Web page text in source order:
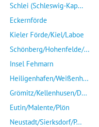
Schlei (Schleswig-Kap...
Eckernförde
Kieler Förde/Kiel/Laboe
Schönberg/Hohenfelde/...
Insel Fehmarn
Heiligenhafen/Weißenh...
Grömitz/Kellenhusen/D...
Eutin/Malente/Plön
Neustadt/Sierksdorf/P...